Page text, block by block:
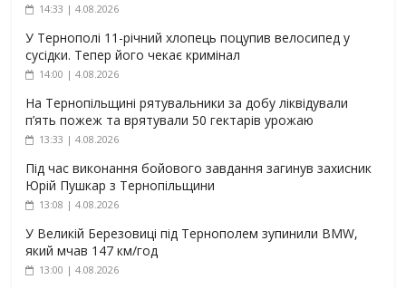
14:33 | 4.08.2026
У Тернополі 11-річний хлопець поцупив велосипед у
сусідки. Тепер його чекає кримінал
14:00 | 4.08.2026
На Тернопільщині рятувальники за добу ліквідували
п’ять пожеж та врятували 50 гектарів урожаю
13:33 | 4.08.2026
Під час виконання бойового завдання загинув захисник
Юрій Пушкар з Тернопільщини
13:08 | 4.08.2026
У Великій Березовиці під Тернополем зупинили BMW,
який мчав 147 км/год
13:00 | 4.08.2026